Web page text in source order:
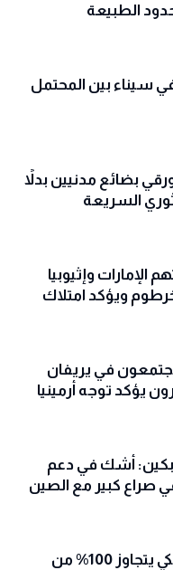
الطبيعة
سيناء بين المحتمل
بضائع مدنيين بدلاً
السريعة
الإمارات وإثيوبيا
ويؤكد امتلاك
يجتمعون في يريفان
يؤكد توجه أرمينيا
لبكين: أشك في دعم
صراع كبير مع الصين
الدين الوطني الأمريكي يتجاوز 100% من